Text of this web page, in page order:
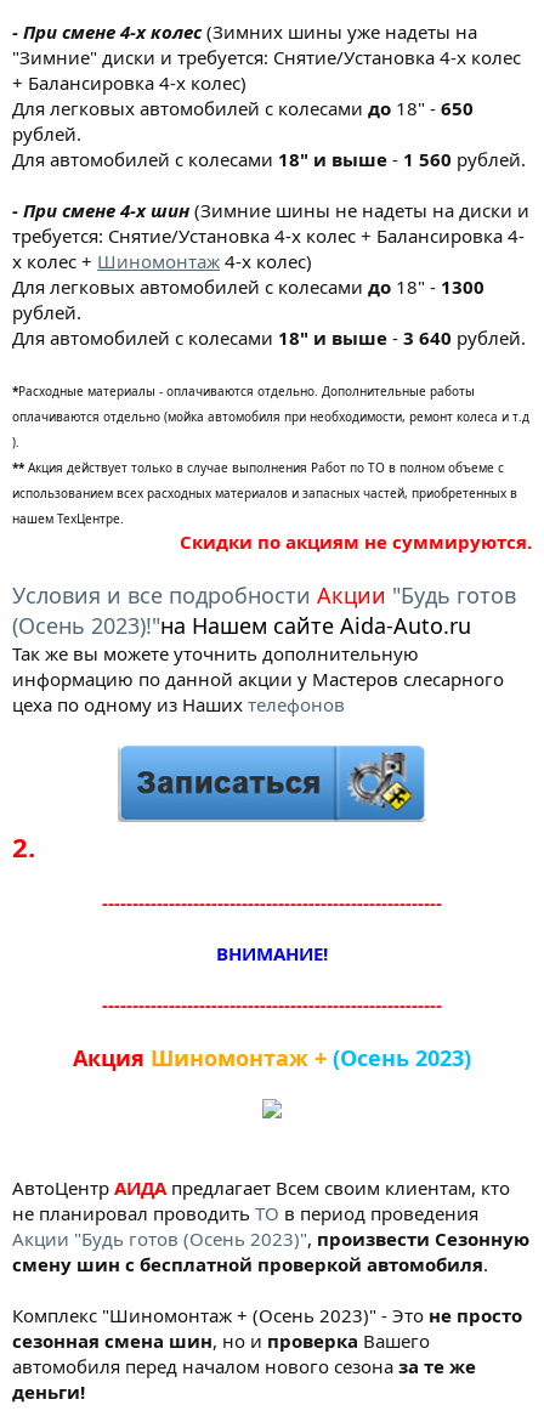
- При смене 4-х колес(Зимних шины уже надеты на
"Зимние" диски и требуется: Снятие/Установка 4-х колес
+ Балансировка 4-х колес)
Для легковых автомобилей с колесами до 18" - 650
рублей.
Для автомобилей с колесами 18" и выше - 1 560 рублей.
- При смене 4-х шин (Зимние шины не надеты на диски и
требуется: Снятие/Установка 4-х колес + Балансировка 4-
х колес + Шиномонтаж 4-х колес)
Для легковых автомобилей с колесами до 18" - 1300
рублей.
Для автомобилей с колесами 18" и выше - 3 640 рублей.
*Расходные материалы - оплачиваются отдельно. Дополнительные работы
оплачиваются отдельно (мойка автомобиля при необходимости, ремонт колеса и т.д
).
** Акция действует только в случае выполнения Работ по ТО в полном объеме с
использованием всех расходных материалов и запасных частей, приобретенных в
нашем ТехЦентре.
Скидки по акциям не суммируются.
Условия и все подробности Акции "Будь готов
(Осень 2023)!"на Нашем сайте Aida-Auto.ru
Так же вы можете уточнить дополнительную
информацию по данной акции у Мастеров слесарного
цеха по одному из Наших телефонов
2.
--------------------------------------------------------
ВНИМАНИЕ!
--------------------------------------------------------
Акция Шиномонтаж + (Осень 2023)
АвтоЦентр АИДАпредлагает Всем своим клиентам, кто
не планировал проводить ТО в период проведения
Акции "Будь готов (Осень 2023)", произвести Сезонную
смену шин с бесплатной проверкой автомобиля.
Комплекс "Шиномонтаж + (Осень 2023)" - Это не просто
сезонная смена шин, но и проверка Вашего
автомобиля перед началом нового сезона за те же
деньги!